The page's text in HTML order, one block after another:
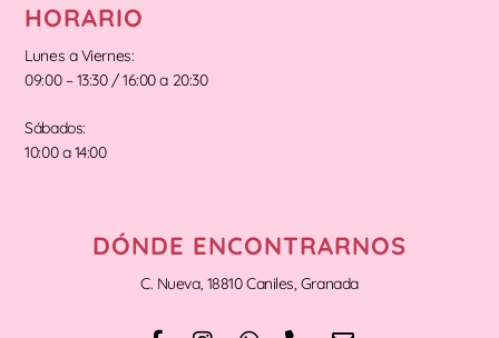
HORARIO
Lunes a Viernes:
09:00 – 13:30 / 16:00 a 20:30
Sábados:
10:00 a 14:00
DÓNDE ENCONTRARNOS
C. Nueva, 18810 Caniles, Granada